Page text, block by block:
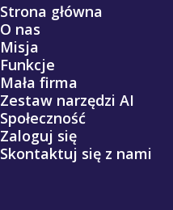
Strona główna
O nas
Misja
Funkcje
Mała firma
Zestaw narzędzi AI
Społeczność
Zaloguj się
Skontaktuj się z nami